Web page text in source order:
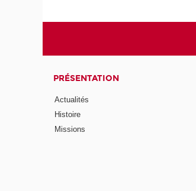
PRÉSENTATION
Actualités
Histoire
Missions